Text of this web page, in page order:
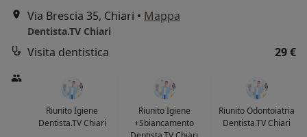
Via Brescia 35, Chiari • Mappa
Dentista.TV Chiari
Visita dentistica 29 €
Riunito Igiene
Dentista.TV Chiari
Riunito Igiene
+Sbiancamento
Riunito Odontoiatria
Dentista.TV Chiari